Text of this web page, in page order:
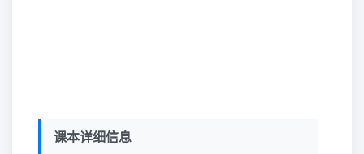
课本详细信息